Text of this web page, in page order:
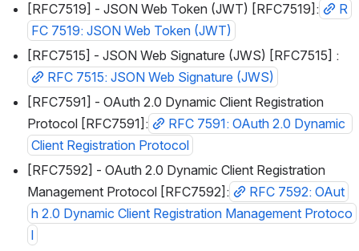
[RFC7519] - JSON Web Token (JWT) [RFC7519]:
R
FC 7519: JSON Web Token (JWT)
[RFC7515] - JSON Web Signature (JWS) [RFC7515] :
RFC 7515: JSON Web Signature (JWS)
[RFC7591] - OAuth 2.0 Dynamic Client Registration
Protocol [RFC7591]:
RFC 7591: OAuth 2.0 Dynamic
Client Registration Protocol
[RFC7592] - OAuth 2.0 Dynamic Client Registration
Management Protocol [RFC7592]:
RFC 7592: OAut
h 2.0 Dynamic Client Registration Management Protoco
l